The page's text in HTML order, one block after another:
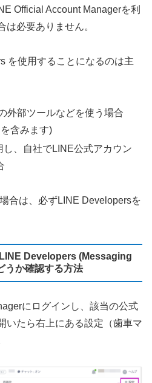
Official Account Managerを利
は必要ありません。
を使用することになるのは主
外部ツールなどを使う場合
含みます)
し、自社でLINE公式アカウン
合は、必ずLINE Developersを
Developers (Messaging
うか確認する方法
にログインし、該当の公式
いたら右上にある設定（歯車マ